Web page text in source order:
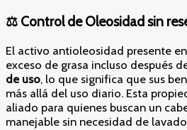
⚖️ Control de Oleosidad sin
El activo antioleosidad presente
exceso de grasa incluso después
de uso, lo que significa que sus
más allá del uso diario. Esta
aliado para quienes buscan un
manejable sin necesidad de